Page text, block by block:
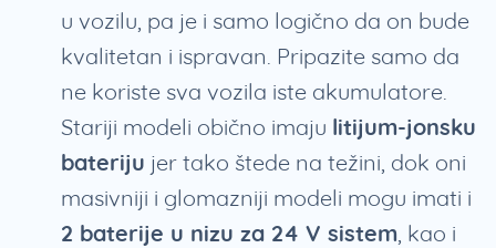
u vozilu, pa je i samo logično da on bude
kvalitetan i ispravan. Pripazite samo da
ne koriste sva vozila iste akumulatore.
Stariji modeli obično imaju litijum-jonsku
bateriju jer tako štede na težini, dok oni
masivniji i glomazniji modeli mogu imati i
2 baterije u nizu za 24 V sistem , kao i